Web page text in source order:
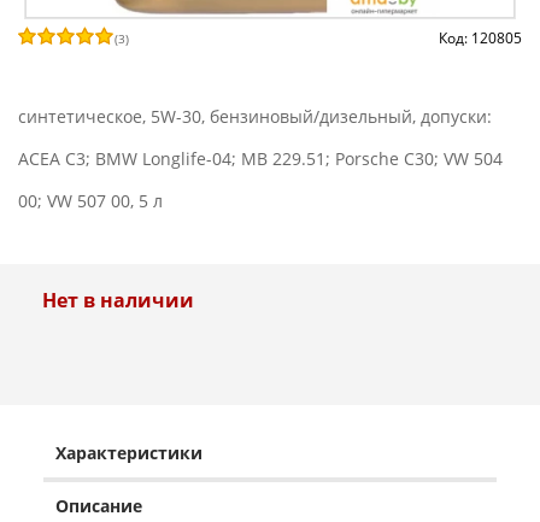
(3) Код: 120805
синтетическое, 5W-30, бензиновый/дизельный, допуски:
ACEA C3; BMW Longlife-04; MB 229.51; Porsche C30; VW 504
00; VW 507 00, 5 л
Нет в наличии
Характеристики
Описание